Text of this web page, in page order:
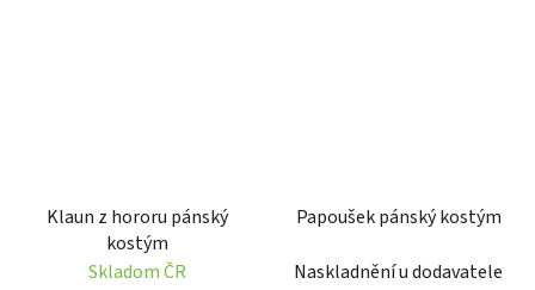
Klaun z hororu pánský
kostým
Skladom ČR
Papoušek pánský kostým
Naskladnění u dodavatele